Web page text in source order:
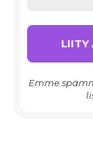
Emme